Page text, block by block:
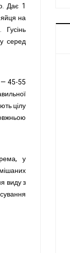
Дає 1
яйця на
серед
— 45-55
цілу
у
виду з